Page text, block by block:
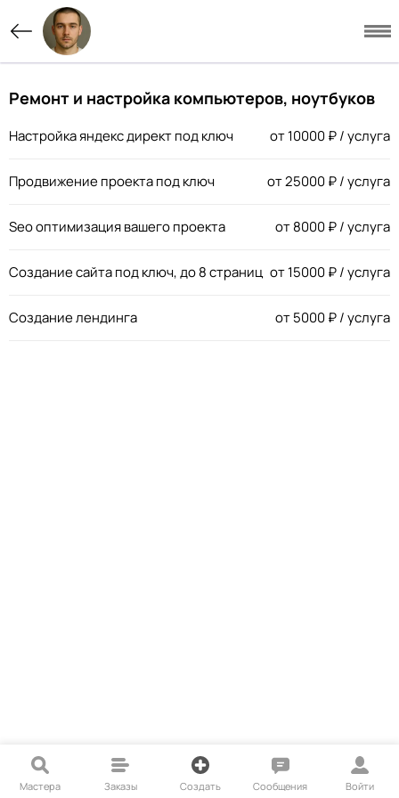
Ремонт и настройка компьютеров, ноутбуков
Настройка яндекс директ под ключ от10000₽ / услуга
Продвижение проекта под ключ от25000₽ / услуга
Seo оптимизация вашего проекта от8000₽ / услуга
Создание сайта под ключ, до 8 страниц от15000₽ / услуга
Создание лендинга от5000₽ / услуга
Мастера Заказы Создать Сообщения Войти